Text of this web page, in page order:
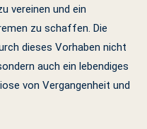
vereinen und ein
zu schaffen. Die
dieses Vorhaben nicht
auch ein lebendiges
von Vergangenheit und